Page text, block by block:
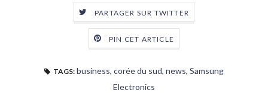
PARTAGER SUR TWITTER
PIN CET ARTICLE
TAGS: business, corée du sud, news, Samsung
Electronics